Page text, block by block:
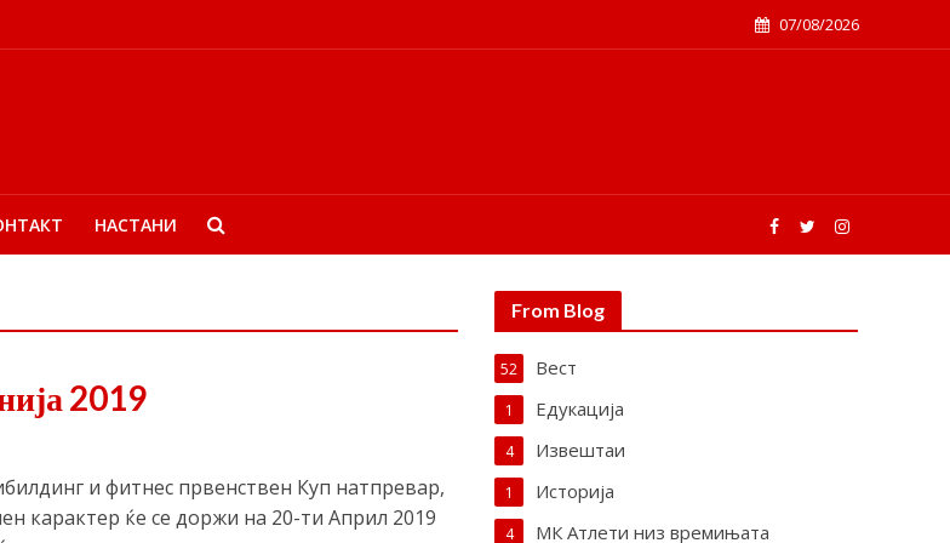
07/08/2026
НАСТАНИ
2019
и фитнес првенствен Куп натпревар,
карактер ќе се доржи на 20-ти Април 2019
From Blog
Вест
52
Едукација
1
Извештаи
4
Историја
1
МК Атлети низ времињата
4